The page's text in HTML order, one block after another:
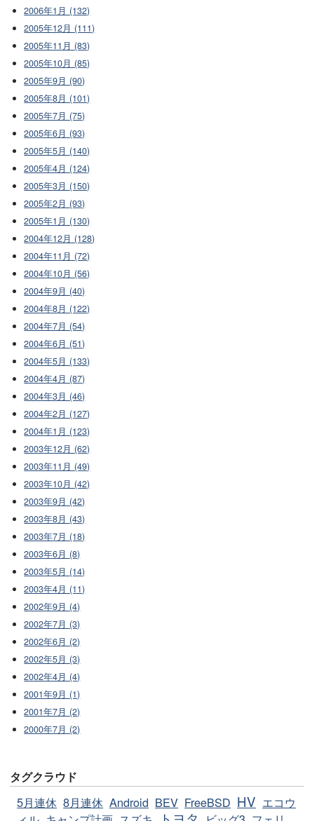
2006年1月 (132)
2005年12月 (111)
2005年11月 (83)
2005年10月 (85)
2005年9月 (90)
2005年8月 (101)
2005年7月 (75)
2005年6月 (93)
2005年5月 (140)
2005年4月 (124)
2005年3月 (150)
2005年2月 (93)
2005年1月 (130)
2004年12月 (128)
2004年11月 (72)
2004年10月 (56)
2004年9月 (40)
2004年8月 (122)
2004年7月 (54)
2004年6月 (51)
2004年5月 (133)
2004年4月 (87)
2004年3月 (46)
2004年2月 (127)
2004年1月 (123)
2003年12月 (62)
2003年11月 (49)
2003年10月 (42)
2003年9月 (42)
2003年8月 (43)
2003年7月 (18)
2003年6月 (8)
2003年5月 (14)
2003年4月 (11)
2002年9月 (4)
2002年7月 (3)
2002年6月 (2)
2002年5月 (3)
2002年4月 (4)
2001年9月 (1)
2001年7月 (2)
2000年7月 (2)
タグクラウド
5月連休 8月連休 Android BEV FreeBSD HV エコウ